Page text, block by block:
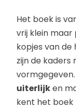
Het boek is
vrij klein
kopjes van
zijn de
uiterlijken
kent het boek